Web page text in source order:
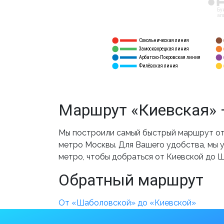
Сокольническая линия
Замоскворецкая линия
Арбатско-Покровская линия
Филёвская линия
Маршрут «Киевская»
Мы построили самый быстрый маршрут
метро Москвы. Для Вашего удобства, мы
метро, чтобы добраться от Киевской до
Обратный маршрут
От «Шаболовской» до «Киевской»